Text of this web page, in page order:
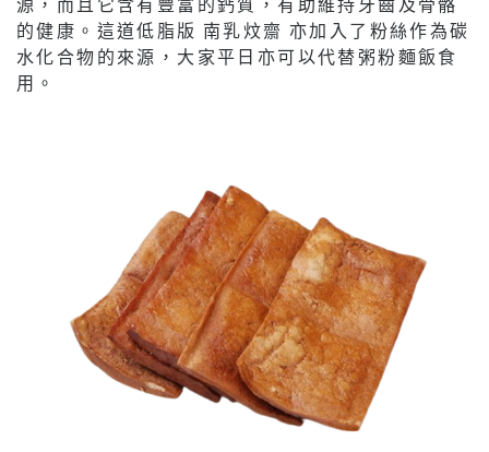
的健康。這道低脂版 南乳炆齋 亦加入了粉絲作為碳
水化合物的來源，大家平日亦可以代替粥粉麵飯食
用。